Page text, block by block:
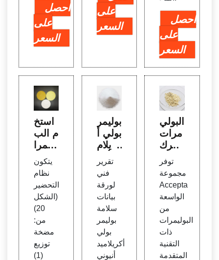
احصل
على
السعر
على
السعر
احصل
على
السعر
استخ
دام الب
وليمرا
ت "ال
بولي إ
لكترو
ليت"
في م
عالجة
المياه
يتكون
نظام
التحضير
(الشكل
20)
من:
مضخة
توزيع
(1)
بوليمر
بولي أ
كريلام
ني ف
ي الم
اء في
الزيت
تقرير
فني
لورقة
بيانات
سلامة
بوليمر
بولي
أكريلاميد
أنيوني
البولي
مرات
- شرك
ة منت
جات
معالج
ة المي
اه | ال
مواد ا
لكيميا
توفر
مجموعة
Accepta
الواسعة
من
البوليمرات
ذات
التقنية
المتقدمة